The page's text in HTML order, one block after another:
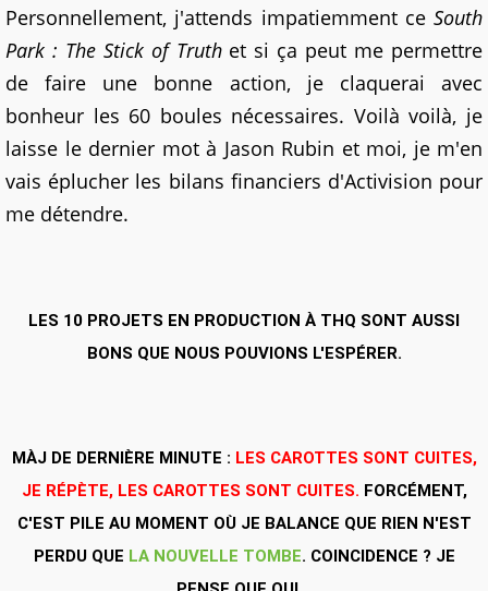
Personnellement, j'attends impatiemment ce South
Park : The Stick of Truth et si ça peut me permettre
de faire une bonne action, je claquerai avec
bonheur les 60 boules nécessaires. Voilà voilà, je
laisse le dernier mot à Jason Rubin et moi, je m'en
vais éplucher les bilans financiers d'Activision pour
me détendre.
LES 10 PROJETS EN PRODUCTION À THQ SONT AUSSI
BONS QUE NOUS POUVIONS L'ESPÉRER.
MÀJ DE DERNIÈRE MINUTE : LES CAROTTES SONT CUITES,
JE RÉPÈTE, LES CAROTTES SONT CUITES. FORCÉMENT,
C'EST PILE AU MOMENT OÙ JE BALANCE QUE RIEN N'EST
PERDU QUE LA NOUVELLE TOMBE. COINCIDENCE ? JE